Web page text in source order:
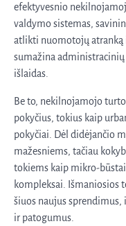
efektyvesnio
valdymo sistemas,
atlikti nuomotojų atranką
sumažina
išlaidas.
Be to, nekilnojamojo
pokyčius, tokius kaip
pokyčiai. Dėl didėjančio
mažesniems, tačiau
tokiems kaip mikro-
kompleksai. Išmaniosios
šiuos naujus
ir patogumus.